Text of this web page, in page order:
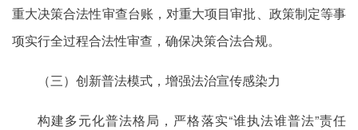
重大决策合法性审查台账，对重大项目审批、政策制定等事
项实行全过程合法性审查，确保决策合法合规。
（三）创新普法模式，增强法治宣传感染力
构建多元化普法格局，严格落实“谁执法谁普法”责任